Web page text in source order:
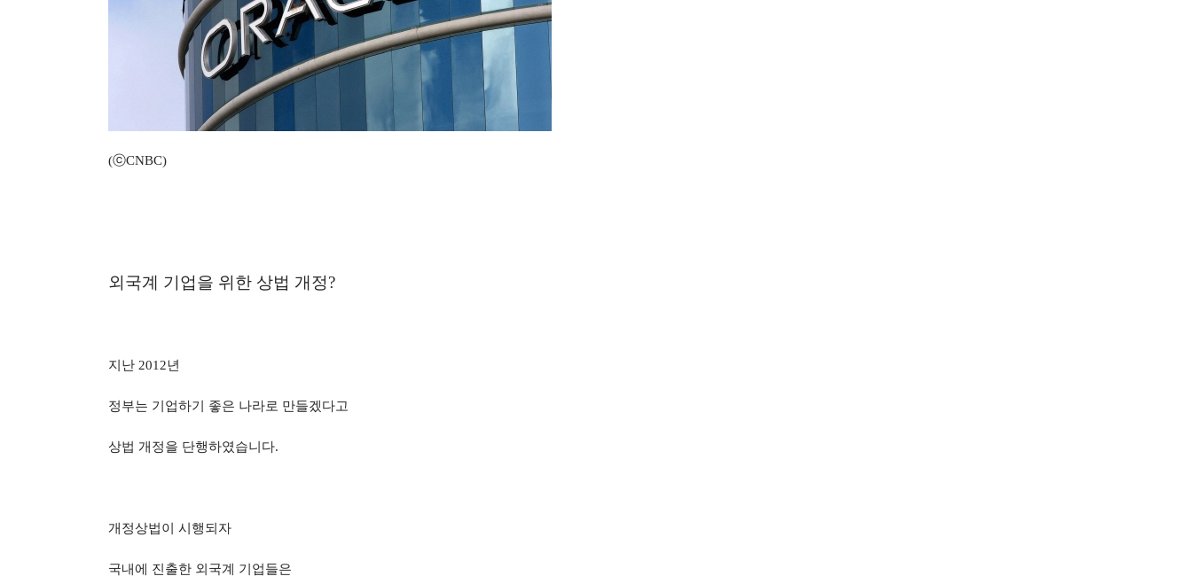
(ⓒCNBC)
외국계 기업을 위한 상법 개정?
지난 2012년
정부는 기업하기 좋은 나라로 만들겠다고
상법 개정을 단행하였습니다.
개정상법이 시행되자
국내에 진출한 외국계 기업들은